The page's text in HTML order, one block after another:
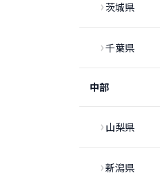
茨城県
千葉県
中部
山梨県
新潟県